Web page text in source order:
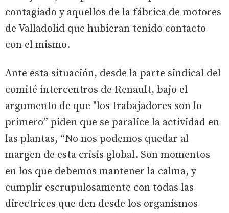
contagiado y aquellos de la fábrica de motores
de Valladolid que hubieran tenido contacto
con el mismo.
Ante esta situación, desde la parte sindical del
comité intercentros de Renault, bajo el
argumento de que "los trabajadores son lo
primero” piden que se paralice la actividad en
las plantas, “No nos podemos quedar al
margen de esta crisis global. Son momentos
en los que debemos mantener la calma, y
cumplir escrupulosamente con todas las
directrices que den desde los organismos